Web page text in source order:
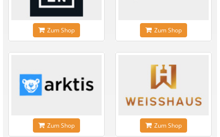
Zum Shop Zum Shop
Zum Shop Zum Shop